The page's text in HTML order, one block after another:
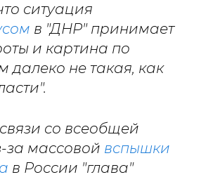
ситуация
в "ДНР" принимает
и картина по
далеко не такая, как
со всеобщей
за массовой вспышки
в России "глава"